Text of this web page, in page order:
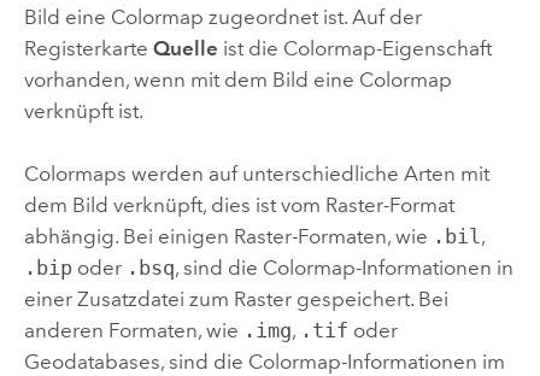
Bild eine Colormap zugeordnet ist. Auf der
Registerkarte Quelle ist die Colormap-Eigenschaft
vorhanden, wenn mit dem Bild eine Colormap
verknüpft ist.
Colormaps werden auf unterschiedliche Arten mit
dem Bild verknüpft, dies ist vom Raster-Format
abhängig. Bei einigen Raster-Formaten, wie .bil,
.bipoder .bsq, sind die Colormap-Informationen in
einer Zusatzdatei zum Raster gespeichert. Bei
anderen Formaten, wie .img, .tif oder
Geodatabases, sind die Colormap-Informationen im